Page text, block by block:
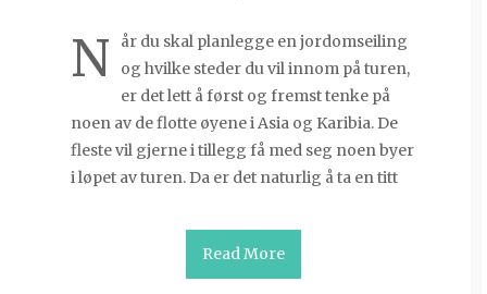
N
år du skal planlegge en jordomseiling
og hvilke steder du vil innom på turen,
er det lett å først og fremst tenke på
noen av de flotte øyene i Asia og Karibia. De
fleste vil gjerne i tillegg få med seg noen byer
i løpet av turen. Da er det naturlig å ta en titt
Read More